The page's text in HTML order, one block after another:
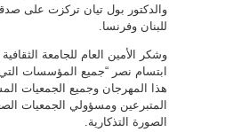
والدكتور بول تيان تركزت على
للبنان وفرنسا.
وشكر الأمين العام للجامعة
ابتسام نصر “جميع المؤسسات
هذا المهرجان وجميع الجمعيات
المتبرعين ومسؤولي الجمعيات
الصورة التذكارية.